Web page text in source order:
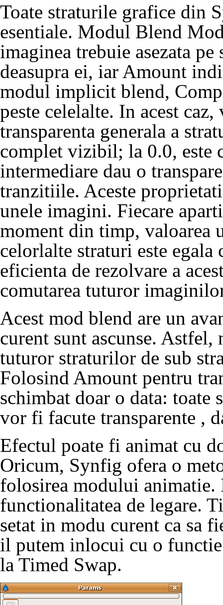
Toate straturile grafice din
esentiale. Modul Blend
imaginea trebuie asezata
deasupra ei, iar Amount
modul implicit blend,
peste celelalte. In acest
transparenta generala a
complet vizibil; la 0.0, este
intermediare dau o
tranzitiile. Aceste
unele imagini. Fiecare
moment din timp, valoarea
celorlalte straturi este
eficienta de rezolvare a
comutarea tuturor
Acest mod blend are un
curent sunt ascunse. Astfel,
tuturor straturilor de sub
Folosind Amount pentru
schimbat doar o data: toate
vor fi facute transparente ,
Efectul poate fi animat cu
Oricum, Synfig ofera o
folosirea modului animatie.
functionalitatea de legare.
setat in modu curent ca sa
il putem inlocui cu o
la Timed Swap.